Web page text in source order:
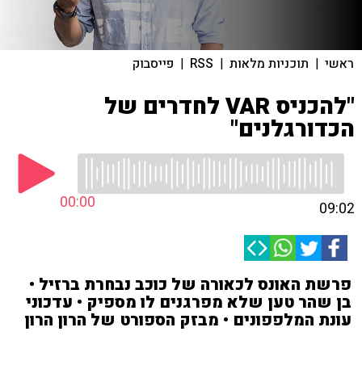
ראשי | תוכניות מלאות |
RSS
| פייסבוק
"להכניס VAR לחדרים של
הכדורגלנים"
00:00 09:02
פרשת האונס לכאורה של כוכב נבחרת ברזיל •
בן שהר טען שלא מפרגנים לו מספיק • עדכוני
עונת המלפפונים • מבזק הספורט של הרון הרון